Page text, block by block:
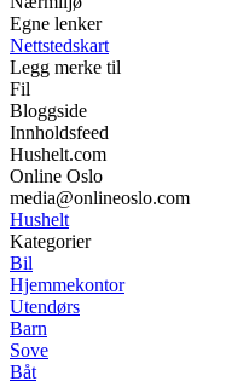
Egne lenker
Nettstedskart
Legg merke til
Fil
Bloggside
Innholdsfeed
Hushelt.com
Online Oslo
media@onlineoslo.com
Hushelt
Kategorier
Bil
Hjemmekontor
Utendørs
Barn
Sove
Båt